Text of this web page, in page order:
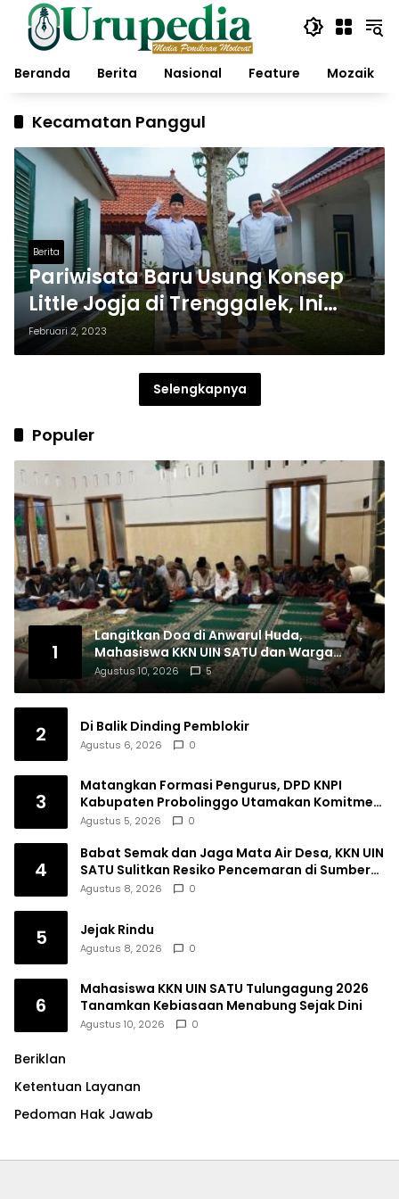
Langsung
konten
Beranda
Berita Nasional Feature Mozaik
Kecamatan Panggul
Berita
Pariwisata Baru Usung Konsep
Little Jogja di Trenggalek, Ini
Fasilitasnya…
Februari 2, 2023
Selengkapnya
Populer
1
Langitkan Doa di Anwarul Huda,
Mahasiswa KKN UIN SATU dan Warga
Nglutung Gelar Istighosah dan Doa’
Bersama
Agustus 10, 2026 5
2 Di Balik Dinding Pemblokir
Agustus 6, 2026 0
3
Matangkan Formasi Pengurus, DPD KNPI
Kabupaten Probolinggo Utamakan Komitmen
dan Kinerja
Agustus 5, 2026 0
4
Babat Semak dan Jaga Mata Air Desa, KKN UIN
SATU Sulitkan Resiko Pencemaran di Sumber
Ngumbul
Agustus 8, 2026 0
5 Jejak Rindu
Agustus 8, 2026 0
6
Mahasiswa KKN UIN SATU Tulungagung 2026
Tanamkan Kebiasaan Menabung Sejak Dini
Agustus 10, 2026 0
Beriklan
Ketentuan Layanan
Pedoman Hak Jawab